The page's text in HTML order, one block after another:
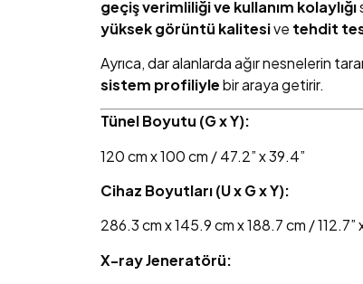
geçiş verimliliği ve kullanım kolaylığı
yüksek görüntü kalitesive tehdit
Ayrıca, dar alanlarda ağır nesnelerin
sistem profiliylebir araya getirir.
Tünel Boyutu (G x Y):
120 cm x 100 cm / 47.2” x 39.4”
Cihaz Boyutları (U x G x Y):
286.3 cm x 145.9 cm x 188.7 cm / 112.7”
X-ray Jeneratörü: